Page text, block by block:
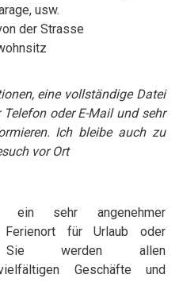
usw.
der Strasse
eine vollständige Datei
oder E-Mail und sehr
Ich bleibe auch zu
vor Ort
ein sehr angenehmer
Ferienort für Urlaub oder
Sie werden allen
Geschäfte und